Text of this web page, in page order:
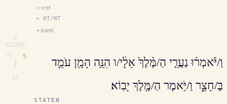
⎘
\u229E
M
+ xref
↔ OT/NT
+ kantt.
5
וַ/יֹּ֨אמְר֜וּ נַעֲרֵ֤י הַ/מֶּ֨לֶךְ֙ אֵלָ֔י/ו הִנֵּ֥ה הָמָ֖ן עֹמֵ֣ד
בֶּ/חָצֵ֑ר וַ/יֹּ֥אמֶר הַ/מֶּ֖לֶךְ יָבֽוֹא׃
STATEN